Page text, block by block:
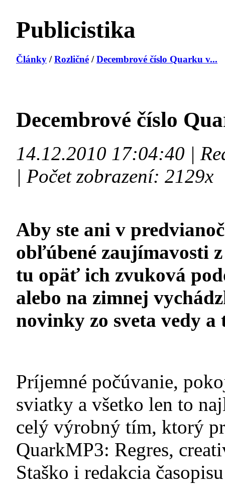
Publicistika
Články /Rozličné /Decembrové číslo Quarku v...
Decembrové číslo
14.12.2010 17:04:40 |
| Počet zobrazení: 2129x
Aby ste ani v
obľúbené zaujímavosti
tu opäť ich zvuková
alebo na zimnej
novinky zo sveta vedy a
Príjemné počúvanie,
sviatky a všetko len to
celý výrobný tím, ktorý
QuarkMP3: Regres,
Staško i redakcia